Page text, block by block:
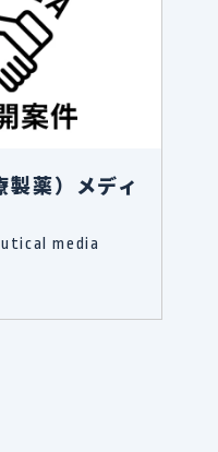
製薬）メディ
media